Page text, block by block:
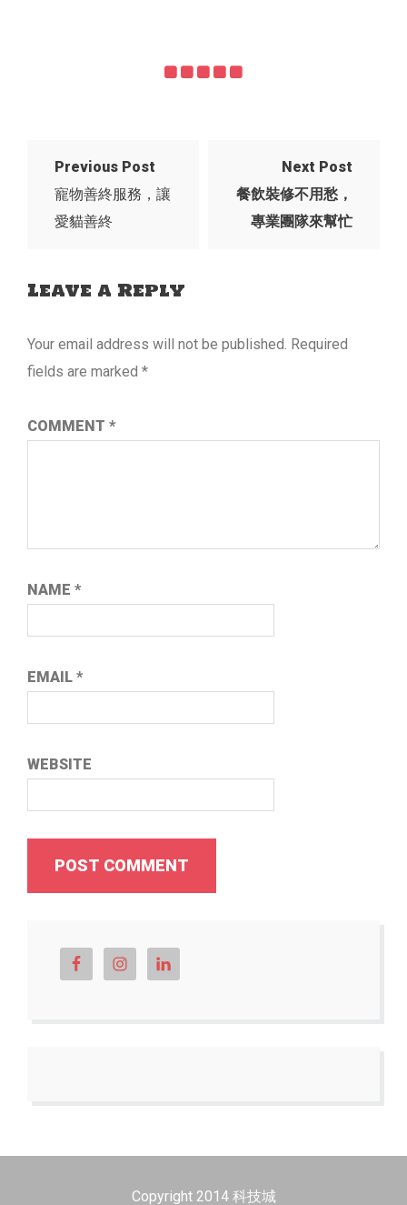
Previous Post
寵物善終服務，讓
愛貓善終
Next Post
餐飲裝修不用愁，
專業團隊來幫忙
Leave a Reply
Your email address will not be published. Required
fields are marked *
COMMENT *
NAME *
EMAIL *
WEBSITE
Copyright 2014 科技城